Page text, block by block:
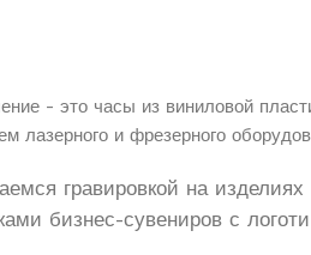
- это часы из виниловой
лазерного и фрезерного
гравировкой на изделиях
бизнес-сувениров с